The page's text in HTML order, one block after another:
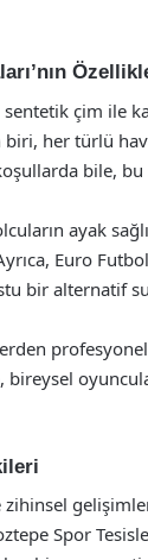
çim ile
her türlü
bile,
ayak
Euro
bir alternatif
bireysel
Spor